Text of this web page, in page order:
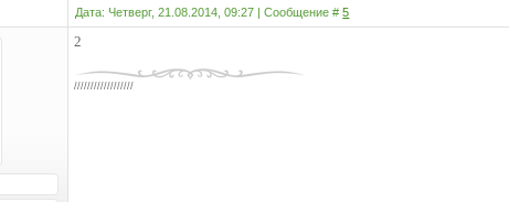
Дата: Четверг, 21.08.2014, 09:27 | Сообщение #5
2
//////////////////